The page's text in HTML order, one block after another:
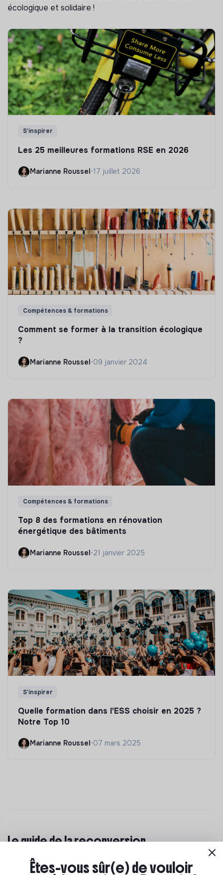
écologique et solidaire !
S'inspirer
Les 25 meilleures formations RSE en 2026
Marianne Roussel•17 juillet 2026
Compétences & formations
Comment se former à la transition écologique
?
Marianne Roussel•09 janvier 2024
Compétences & formations
Top 8 des formations en rénovation
énergétique des bâtiments
Marianne Roussel•21 janvier 2025
S'inspirer
Quelle formation dans l'ESS choisir en 2025 ?
Notre Top 10
Marianne Roussel•07 mars 2025
Le guide de la reconversion
Tu ne t'épanouis plus dans ton travail, et tu envisages
Êtes-vous sûr(e) de vouloir